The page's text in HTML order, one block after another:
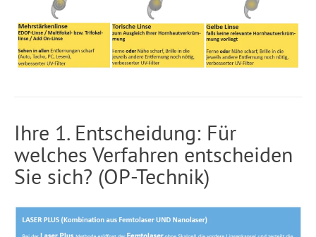
Ihre 1. Entscheidung: Für
welches Verfahren entscheiden
Sie sich? (OP-Technik)